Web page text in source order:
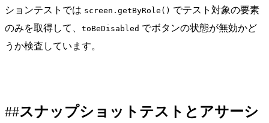
ションテストでは screen.getByRole() でテスト対象の要素
のみを取得して、 toBeDisabled でボタンの状態が無効かど
うか検査しています。
スナップショットテストとアサーシ